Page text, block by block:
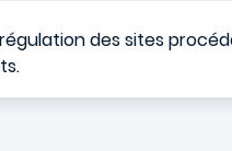
des sites